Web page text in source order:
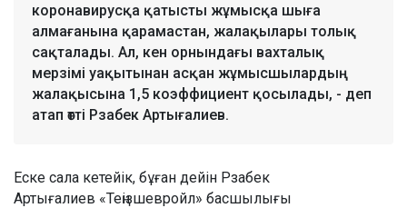
коронавирусқа қатысты жұмысқа шыға
алмағанына қарамастан, жалақылары толық
сақталады. Ал, кен орнындағы вахталық
мерзімі уақытынан асқан жұмысшылардың
жалақысына 1,5 коэффициент қосылады, - деп
атап өтті Рзабек Артығалиев.
Еске сала кетейік, бұған дейін Рзабек
Артығалиев «Теңізшевройл» басшылығы